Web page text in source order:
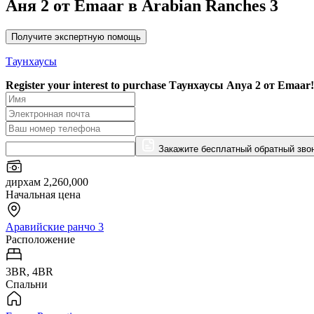
Аня 2 от Emaar в Arabian Ranches 3
Получите экспертную помощь
Таунхаусы
Register your interest to purchase Таунхаусы Anya 2 от Emaar!
Закажите бесплатный обратный
дирхам 2,260,000
Начальная цена
Аравийские ранчо 3
Расположение
3BR, 4BR
Спальни